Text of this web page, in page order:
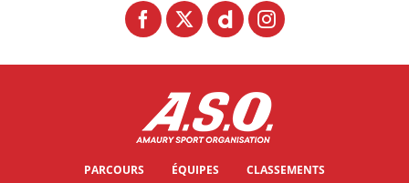
PARCOURS ÉQUIPES
CLASSEMENTS